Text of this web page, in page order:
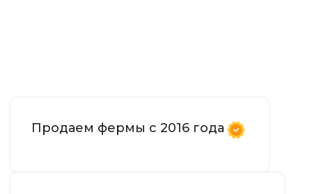
Продаем фермы с 2016 года